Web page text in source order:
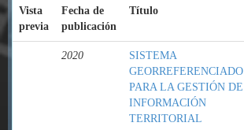
Vista
previa
Fecha de
publicación
Título
2020
SISTEMA
GEORREFERENCIADO
PARA LA GESTIÓN DE
INFORMACIÓN
TERRITORIAL